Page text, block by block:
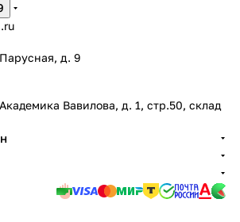
д. 9
Вавилова, д. 1, стр.50, склад